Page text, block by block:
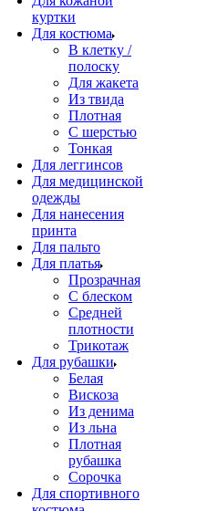
куртки
Для костюма
В клетку /
полоску
Для жакета
Из твида
Плотная
С шерстью
Тонкая
Для леггинсов
Для медицинской
одежды
Для нанесения
принта
Для пальто
Для платья
Прозрачная
С блеском
Средней
плотности
Трикотаж
Для рубашки
Белая
Вискоза
Из денима
Из льна
Плотная
рубашка
Сорочка
Для спортивного